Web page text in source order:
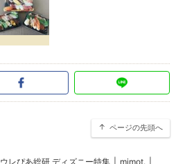
ページの先頭へ
ウレぴあ総研 ディズニー特集 mimot.